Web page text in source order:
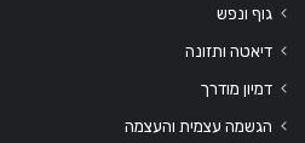
גוף ונפש
דיאטה ותזונה
דמיון מודרך
הגשמה עצמית והעצמה